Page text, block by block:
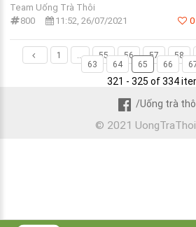
Team Uống Trà Thôi
800
11:52, 26/07/2021 0
1 ... 55 56 57 58
63
64 65 66
321 - 325 of 334
/Uống trà
© 2021